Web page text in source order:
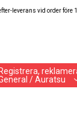
leverans vid order före
Registrera,
/ Auratsu